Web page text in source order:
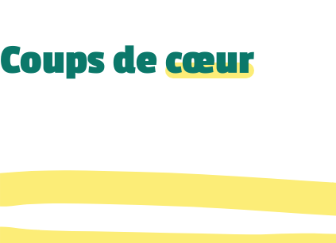
Coups decœur